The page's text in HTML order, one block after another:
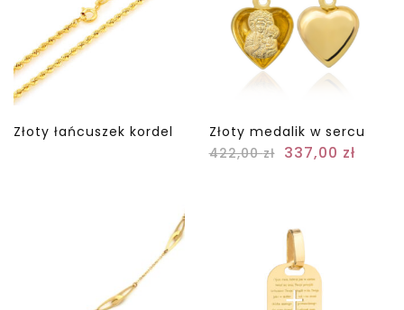
Złoty łańcuszek kordel
Złoty medalik w sercu
422,00zł 337,00 zł